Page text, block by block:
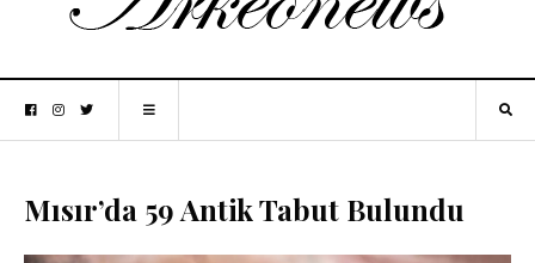
Mısır’da 59 Antik Tabut Bulundu